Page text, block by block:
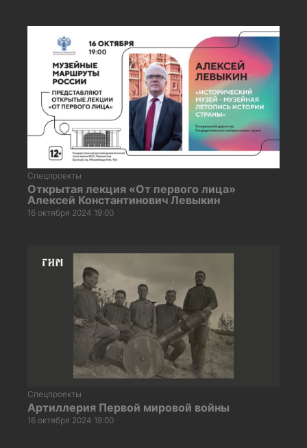
Спецпроекты
Открытая лекция «От первого лица»
Алексей Константинович Левыкин
16 октября 2024 19:00
Спецпроекты
Артиллерия Первой мировой войны
16 октября 2024 19:00